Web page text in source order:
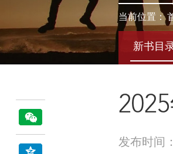
当前位置：
新书目
发布时间